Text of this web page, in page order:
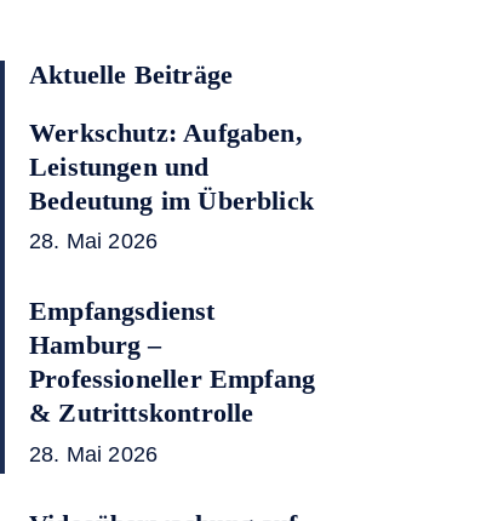
Aktuelle Beiträge
Werkschutz: Aufgaben,
Leistungen und
Bedeutung im Überblick
28. Mai 2026
Empfangsdienst
Hamburg –
Professioneller Empfang
& Zutrittskontrolle
28. Mai 2026